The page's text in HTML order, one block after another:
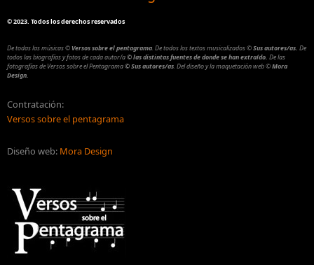
©2023. Todos los derechos reservados
De todas las músicas© Versos sobre el pentagrama. De todos los textos musicalizados©Sus autores/as. De
todos las biografías y fotos de cada autor/a© las distintas fuentes de donde se han extraído. De las
fotografías de Versos sobre el Pentagrama© Sus autores/as. Del diseño y la maquetación web©Mora
Design.
Contratación:
Versos sobre el pentagrama
Diseño web: Mora Design